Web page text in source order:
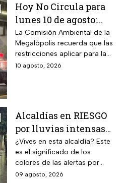
Hoy No Circula para
lunes 10 de agosto:
¿Qué autos descansan
en CDMX y Edomex?
La Comisión Ambiental de la
Megalópolis recuerda que las
restricciones aplicar para la
Ciudad de México y Estado
10 agosto, 2026
Alcaldías en RIESGO
por lluvias intensas
en CDMX hoy 9 de
agosto: ¿dónde hay
alerta y peligro de
¿Vives en esta alcaldía? Este
es el significado de los
colores de las alertas por
lluvias en la capital mexicana.
09 agosto, 2026